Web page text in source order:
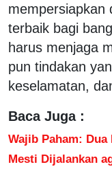
mempersiapkan
terbaik bagi
harus menjaga
pun tindakan
keselamatan,
Baca Juga :
Wajib Paham: Dua
Mesti Dijalankan